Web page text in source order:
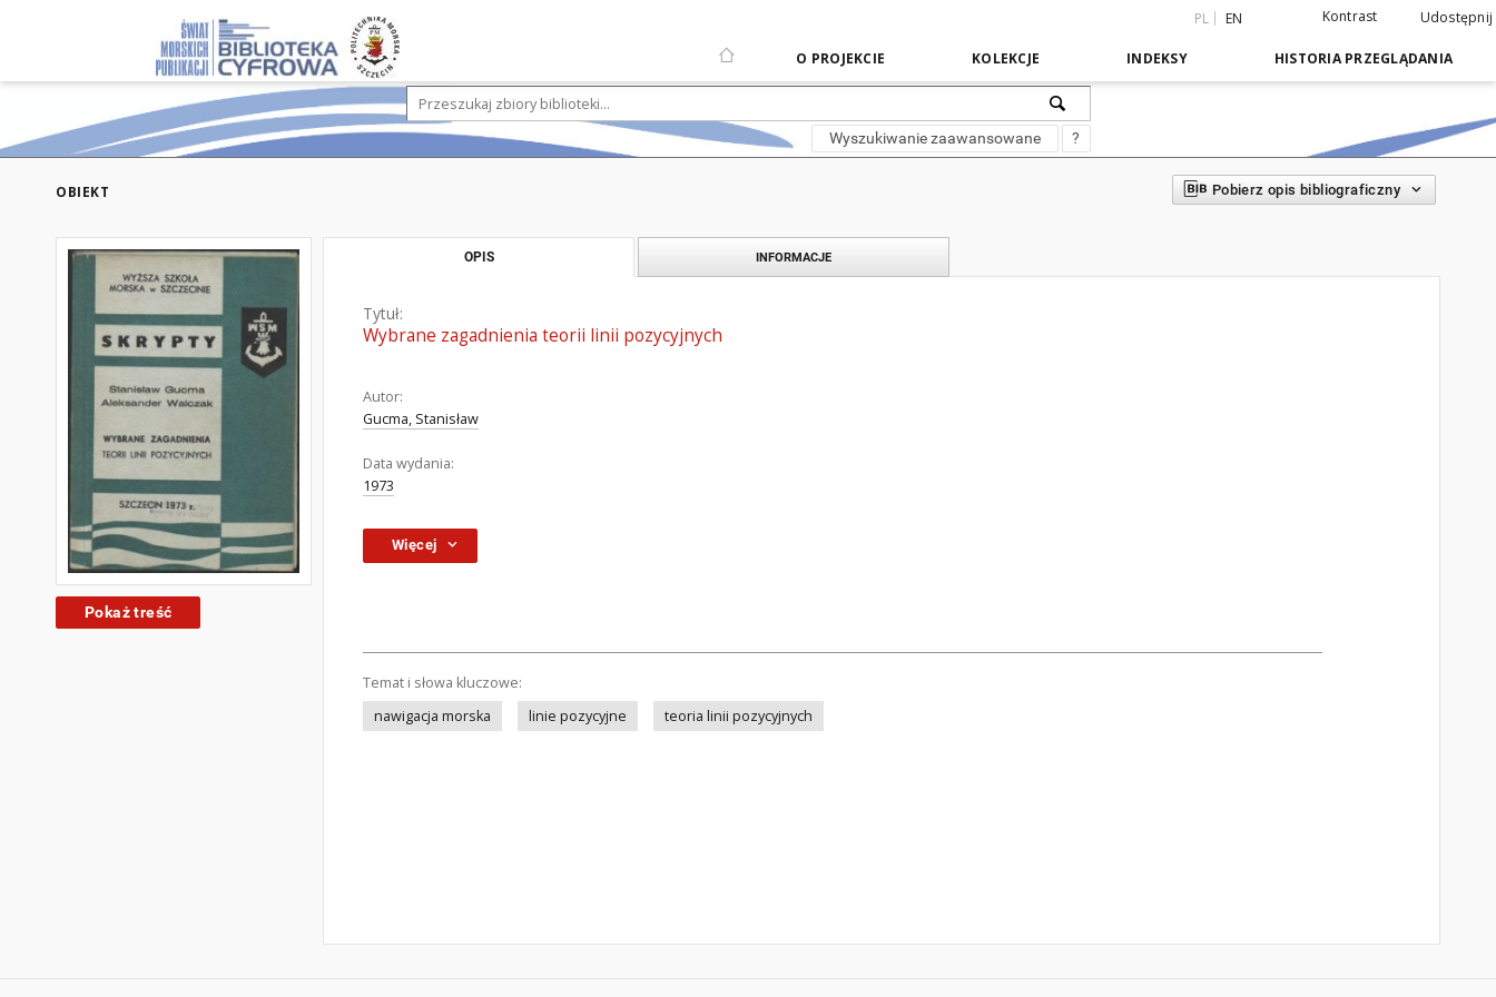
PL EN Kontrast Udostępnij
O PROJEKCIE KOLEKCJE INDEKSY HISTORIA PRZEGLĄDANIA
Wyszukiwanie zaawansowane ?
OBIEKT Pobierz opis bibliograficzny
Pokaż treść
OPIS INFORMACJE
Tytuł:
Wybrane zagadnienia teorii linii pozycyjnych
Autor:
Gucma, Stanisław
Data wydania:
1973
Więcej
Temat i słowa kluczowe:
nawigacja morska
linie pozycyjne teoria linii pozycyjnych